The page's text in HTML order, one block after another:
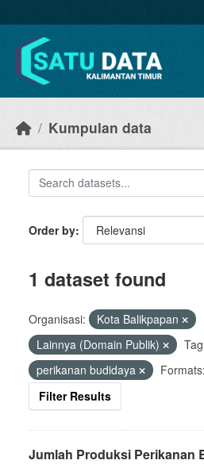
Kumpulan data
Order by
1 dataset found
Organisasi: Kota Balikpapan
Lainnya (Domain Publik)
perikanan budidaya
Formats:
Filter Results
Jumlah Produksi Perikanan